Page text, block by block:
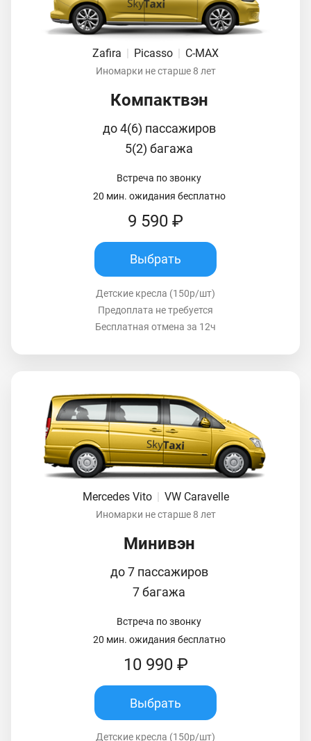
Zafira | Picasso | C-MAX
Иномарки не старше 8 лет
Компактвэн
до 4(6) пассажиров
5(2) багажа
Встреча по звонку
20 мин. ожидания бесплатно
9 590 ₽
Выбрать
Детские кресла (150р/шт)
Предоплата не требуется
Бесплатная отмена за 12ч
Mercedes Vito VW Caravelle
Иномарки не старше 8 лет
Минивэн
до 7 пассажиров
7 багажа
Встреча по звонку
20 мин. ожидания бесплатно
10 990 ₽
Выбрать
Детские кресла (150р/шт)